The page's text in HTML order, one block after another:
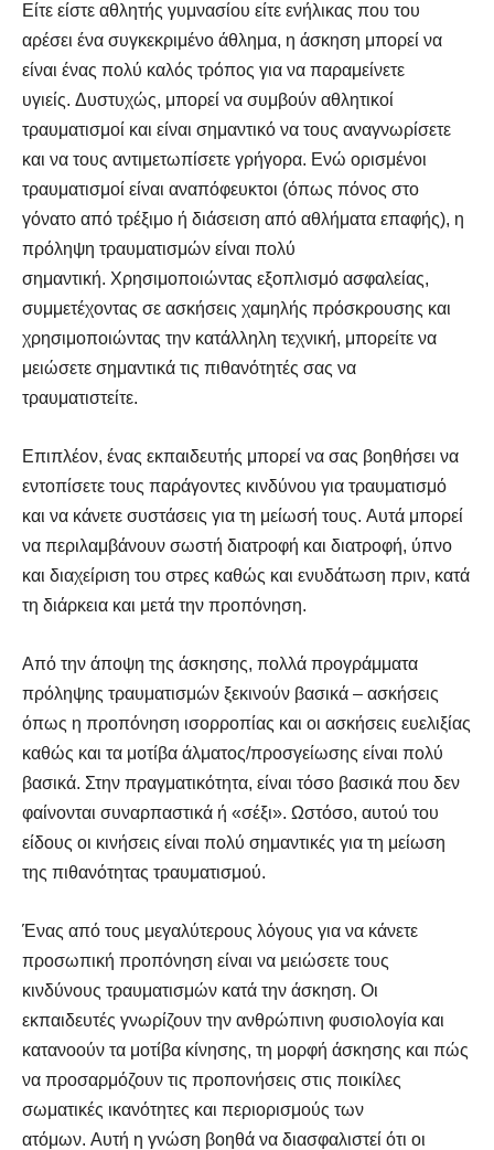
Είτε είστε αθλητής γυμνασίου είτε ενήλικας που του
αρέσει ένα συγκεκριμένο άθλημα, η άσκηση μπορεί να
είναι ένας πολύ καλός τρόπος για να παραμείνετε
υγιείς. Δυστυχώς, μπορεί να συμβούν αθλητικοί
τραυματισμοί και είναι σημαντικό να τους αναγνωρίσετε
και να τους αντιμετωπίσετε γρήγορα. Ενώ ορισμένοι
τραυματισμοί είναι αναπόφευκτοι (όπως πόνος στο
γόνατο από τρέξιμο ή διάσειση από αθλήματα επαφής), η
πρόληψη τραυματισμών είναι πολύ
σημαντική. Χρησιμοποιώντας εξοπλισμό ασφαλείας,
συμμετέχοντας σε ασκήσεις χαμηλής πρόσκρουσης και
χρησιμοποιώντας την κατάλληλη τεχνική, μπορείτε να
μειώσετε σημαντικά τις πιθανότητές σας να
τραυματιστείτε.
Επιπλέον, ένας εκπαιδευτής μπορεί να σας βοηθήσει να
εντοπίσετε τους παράγοντες κινδύνου για τραυματισμό
και να κάνετε συστάσεις για τη μείωσή τους. Αυτά μπορεί
να περιλαμβάνουν σωστή διατροφή και διατροφή, ύπνο
και διαχείριση του στρες καθώς και ενυδάτωση πριν, κατά
τη διάρκεια και μετά την προπόνηση.
Από την άποψη της άσκησης, πολλά προγράμματα
πρόληψης τραυματισμών ξεκινούν βασικά – ασκήσεις
όπως η προπόνηση ισορροπίας και οι ασκήσεις ευελιξίας
καθώς και τα μοτίβα άλματος/προσγείωσης είναι πολύ
βασικά. Στην πραγματικότητα, είναι τόσο βασικά που δεν
φαίνονται συναρπαστικά ή «σέξι». Ωστόσο, αυτού του
είδους οι κινήσεις είναι πολύ σημαντικές για τη μείωση
της πιθανότητας τραυματισμού.
Ένας από τους μεγαλύτερους λόγους για να κάνετε
προσωπική προπόνηση είναι να μειώσετε τους
κινδύνους τραυματισμών κατά την άσκηση. Οι
εκπαιδευτές γνωρίζουν την ανθρώπινη φυσιολογία και
κατανοούν τα μοτίβα κίνησης, τη μορφή άσκησης και πώς
να προσαρμόζουν τις προπονήσεις στις ποικίλες
σωματικές ικανότητες και περιορισμούς των
ατόμων. Αυτή η γνώση βοηθά να διασφαλιστεί ότι οι